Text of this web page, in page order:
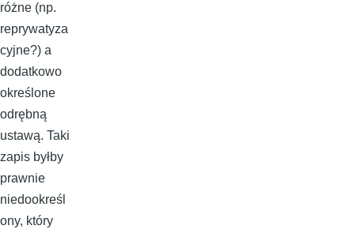
różne (np.
reprywatyza
cyjne?) a
dodatkowo
określone
odrębną
ustawą. Taki
zapis byłby
prawnie
niedookreśl
ony, który